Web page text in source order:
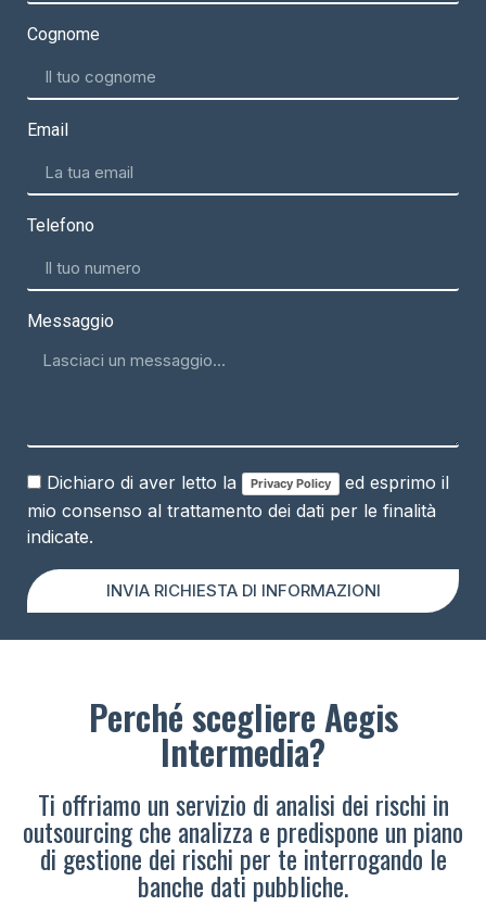
Cognome
Email
Telefono
Messaggio
Dichiaro di aver letto la Privacy Policy
ed esprimo il
mio consenso al trattamento dei dati per le finalità
indicate.
INVIA RICHIESTA DI INFORMAZIONI
Perché scegliere Aegis
Intermedia?
Ti offriamo un servizio di analisi dei rischi in
outsourcing che analizza e predispone un piano
di gestione dei rischi per te interrogando le
banche dati pubbliche.